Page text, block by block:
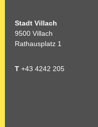
Stadt Villach
9500 Villach
Rathausplatz 1
T +43 4242 205